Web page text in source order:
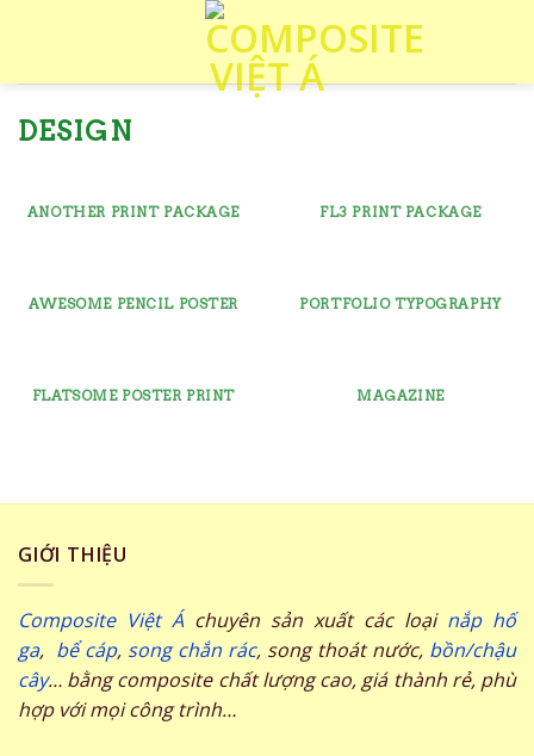
DESIGN
ANOTHER PRINT PACKAGE FL3 PRINT PACKAGE
AWESOME PENCIL POSTER PORTFOLIO TYPOGRAPHY
FLATSOME POSTER PRINT MAGAZINE
GIỚI THIỆU
Composite Việt Áchuyên sản xuất các loại nắp hố
ga, bể cáp, song chắn rác, song thoát nước, bồn/chậu
cây… bằng composite chất lượng cao, giá thành rẻ, phù
hợp với mọi công trình…